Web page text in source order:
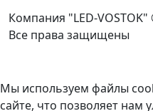
Компания "LED-VOSTOK"
Все права защищены
Мы используем файлы
сайте, что позволяет нам